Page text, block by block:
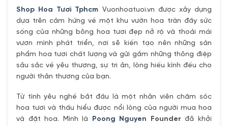
Shop Hoa Tươi Tphcm Vuonhoatuoi.vn được xây dựng
dựa trên cảm hứng về một khu vườn hoa tràn đầy sức
sống của những bông hoa tươi đẹp nở rộ và thoải mái
vươn mình phát triển, nơi sẽ kiến tạo nên những sản
phẩm hoa tươi chất lượng và gửi gắm những thông điệp
sâu sắc về yêu thương, sự tri ân, lòng hiếu kính đếu cho
người thân thương của bạn.
Từ tình yêu nghề bắt đầu là một nhân viên chăm sóc
hoa tươi và thấu hiểu được nổi lòng của người mua hoa
và đặt hoa. Mình là Poong Nguyen Founder đã khởi